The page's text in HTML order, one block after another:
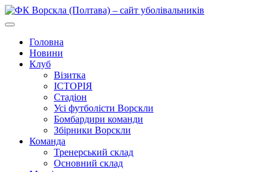
Головна
Новини
Клуб
Візитка
ІСТОРІЯ
Стадіон
Усі футболісти Ворскли
Бомбардири команди
Збірники Ворскли
Команда
Тренерський склад
Основний склад